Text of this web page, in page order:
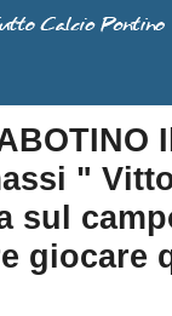
"
sul
giocare